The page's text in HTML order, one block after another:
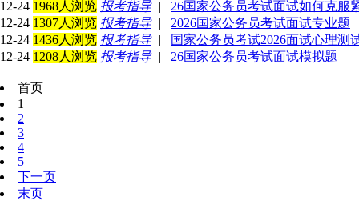
12-24 1968人浏览 报考指导|
26国家公务员考试面试如何克服
12-24 1307人浏览 报考指导|
2026国家公务员考试面试专业题
12-24 1436人浏览 报考指导|
国家公务员考试2026面试心理测
12-24 1208人浏览 报考指导| 26国家公务员考试面试模拟题
首页
1
2
3
4
5
下一页
末页